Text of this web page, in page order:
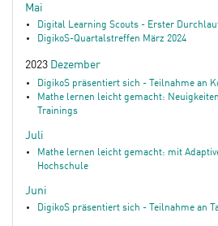
Mai
Digital Learning Scouts - Erster
DigikoS-Quartalstreffen März 2024
2023 Dezember
DigikoS präsentiert sich - Teilnahme an
Mathe lernen leicht gemacht:
Trainings
Juli
Mathe lernen leicht gemacht: mit
Hochschule
Juni
DigikoS präsentiert sich - Teilnahme an